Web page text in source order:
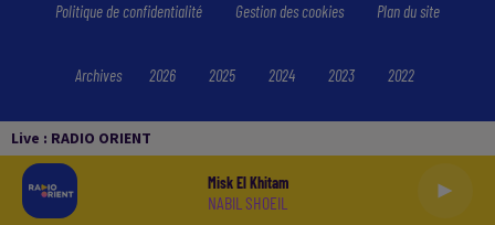
Live : RADIO ORIENT
Misk El Khitam
NABIL SHOEIL
Politique de confidentialité Gestion des cookies Plan du site
Archives 2026 2025 2024 2023 2022